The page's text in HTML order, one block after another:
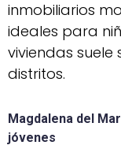
inmobiliarios
ideales para
viviendas
distritos.
Magdalena del Mar
jóvenes